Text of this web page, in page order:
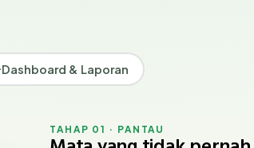
Dashboard & Laporan
TAHAP 01 · PANTAU